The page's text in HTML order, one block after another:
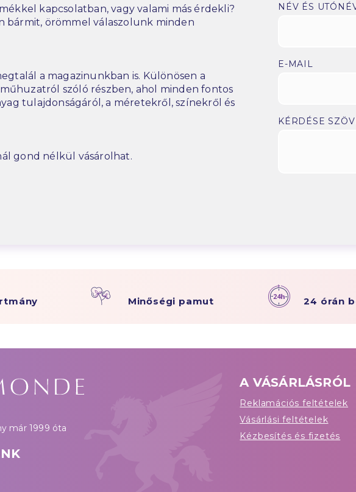
kapcsolatban, vagy valami más érdekli?
bármit, örömmel válaszolunk minden
a magazinunkban is. Különösen a
szóló részben, ahol minden fontos
tulajdonságáról, a méretekről, színekről és
gond nélkül vásárolhat.
NÉV ÉS
E-MAIL
KÉRDÉSE
Minőségi pamut 24 órán
már 1999 óta
A VÁSÁRLÁSRÓL
Reklamációs feltételek
Vásárlási feltételek
Kézbesítés és fizetés